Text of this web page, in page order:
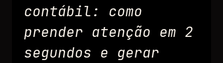
contábil: como
prender atenção em 2
segundos e gerar